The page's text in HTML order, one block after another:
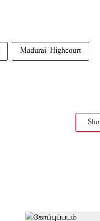
Madurai Highcourt